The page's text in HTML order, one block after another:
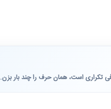
تکراری است، همان حرف را چند بار بزن.